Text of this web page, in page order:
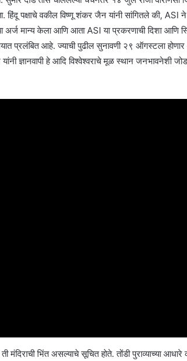
हिंदू पक्षाचे वकील विष्णू शंकर जैन यांनी सांगितले की, ASI
मान्य केला आणि आता ASI या प्रकरणाची दिशा आणि
प्रलंबित आहे. ज्याची पुढील सुनावणी २९ ऑगस्टला
ज्ञानवापी हे आदि विश्वेश्वराचे मूळ स्थान जनभावनेशी
भिंत असल्याचे सूचित होते. तोंडी पुराव्याच्या आधारे